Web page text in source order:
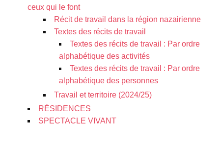
ceux qui le font
Récit de travail dans la région nazairienne
Textes des récits de travail
Textes des récits de travail : Par ordre
alphabétique des activités
Textes des récits de travail : Par ordre
alphabétique des personnes
Travail et territoire (2024/25)
RÉSIDENCES
SPECTACLE VIVANT